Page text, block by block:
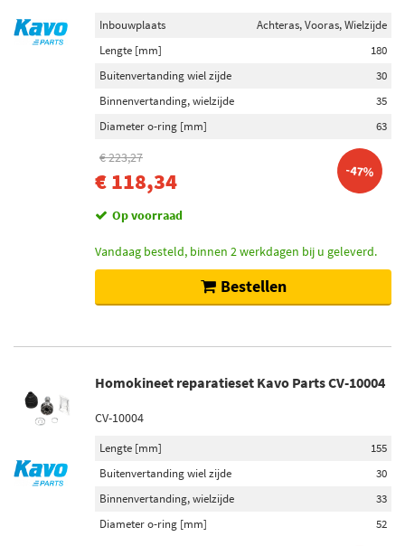
Inbouwplaats
Achteras, Vooras, Wielzijde
Lengte [mm]
180
Buitenvertanding wiel zijde
30
Binnenvertanding, wielzijde
35
Diameter o-ring [mm]
63
€ 223,27
€ 118,34 -47%
Op voorraad
Vandaag besteld, binnen 2 werkdagen bij u geleverd.
Bestellen
Homokineet reparatieset Kavo Parts CV-10004
CV-10004
Lengte [mm]
155
Buitenvertanding wiel zijde
30
Binnenvertanding, wielzijde
33
Diameter o-ring [mm]
52